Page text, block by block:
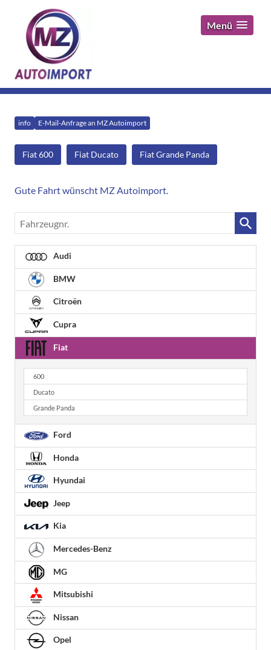
Menü
info E-Mail-Anfrage an MZ Autoimport
Fiat 600 Fiat Ducato Fiat Grande Panda
Gute Fahrt wünscht MZ Autoimport.
Fahrzeugnr.
Audi
BMW
Citroën
Cupra
Fiat
600
Ducato
Grande Panda
Ford
Honda
Hyundai
Jeep
Kia
Mercedes-Benz
MG
Mitsubishi
Nissan
Opel